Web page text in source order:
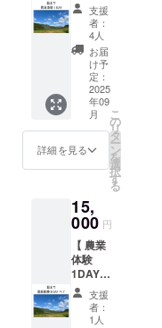
＊現地
までの
交通
費・か
かる費
用につ
きまし
てはご
負担く
い。
ち手55
㎝) ・
8ozの生
地で程
よい厚
は、何
色が届
くかお
楽しみ
となり
仕上が
りに
なって
います
ので、
洗濯し
て何度
でも繰
り返し
】農家
飯ラン
チ＆季
節やさ
いのお
土産付
《 利用
期限 》
2025年
9月～
2026年
8月 《
交通費
までは
別途ご
負担く
ださ
い。
（最寄
り駅ま
で送迎
あり。
支援
者：
4人
お届
け予
定：
2025
年09
月
詳細を見る
こ
の
リ
タ
ー
ン
を
選
択
す
る
15,
000 円
【 農業
体験
1DAYペ
ア 】
農家飯
ランチ
支援
者：
1人